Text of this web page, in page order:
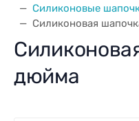
Силиконовые
Силиконовая
дюйма